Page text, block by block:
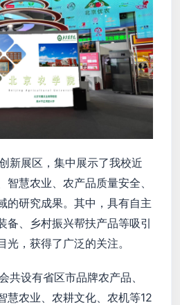
展区，集中展示了我校近
慧农业、农产品质量安全、
的研究成果。其中，具有自主
备、乡村振兴帮扶产品等吸引
，获得了广泛的关注。
设有省区市品牌农产品、
慧农业、农耕文化、农机等12